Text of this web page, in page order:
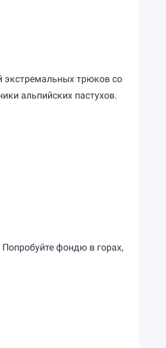
экстремальных трюков со
альпийских пастухов.
фондю в горах,